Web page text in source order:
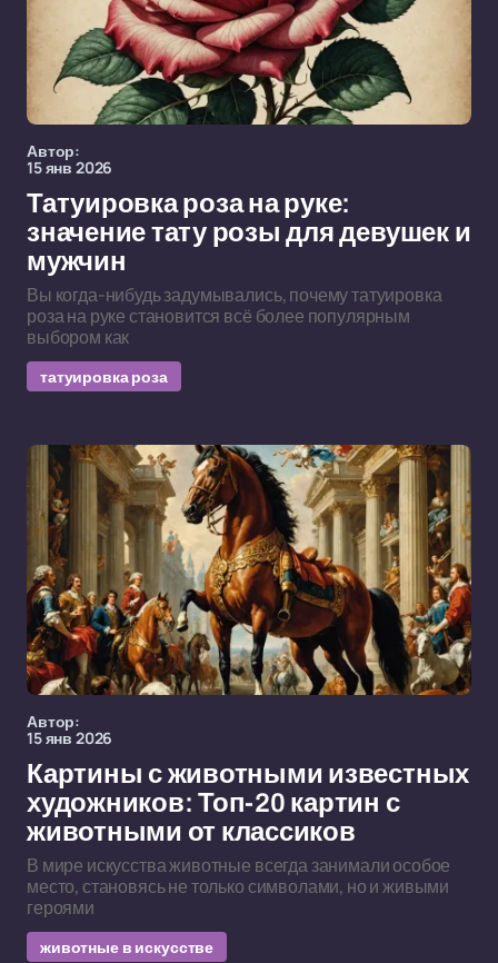
Автор:
15 янв 2026
Татуировка роза на руке:
значение тату розы для девушек и
мужчин
Вы когда-нибудь задумывались, почему татуировка
роза на руке становится всё более популярным
выбором как
татуировка роза
Автор:
15 янв 2026
Картины с животными известных
художников: Топ-20 картин с
животными от классиков
В мире искусства животные всегда занимали особое
место, становясь не только символами, но и живыми
героями
животные в искусстве